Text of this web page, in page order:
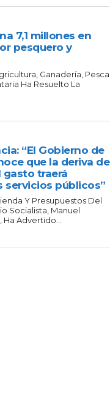
7,1 millones en
pesquero y
Ganadería, Pesca
Ha Resuelto La
“El Gobierno de
que la deriva de
traerá
servicios públicos”
Y Presupuestos Del
Socialista, Manuel
Ha Advertido...